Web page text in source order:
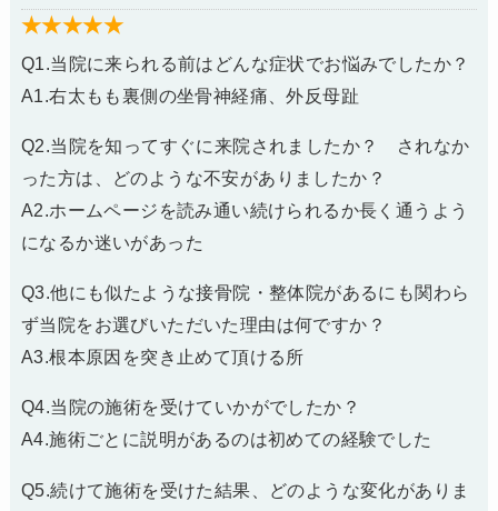
★★★★★
Q1.当院に来られる前はどんな症状でお悩みでしたか？
A1.右太もも裏側の坐骨神経痛、外反母趾
Q2.当院を知ってすぐに来院されましたか？ されなか
った方は、どのような不安がありましたか？
A2.ホームページを読み通い続けられるか長く通うよう
になるか迷いがあった
Q3.他にも似たような接骨院・整体院があるにも関わら
ず当院をお選びいただいた理由は何ですか？
A3.根本原因を突き止めて頂ける所
Q4.当院の施術を受けていかがでしたか？
A4.施術ごとに説明があるのは初めての経験でした
Q5.続けて施術を受けた結果、どのような変化がありま